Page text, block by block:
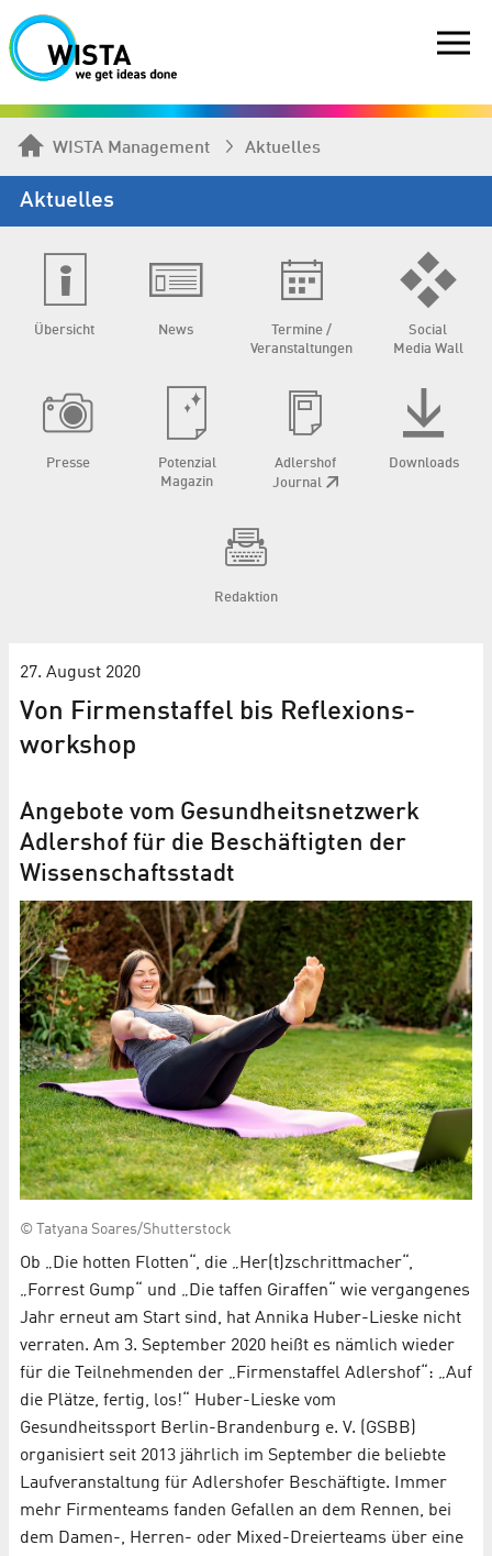
WISTA Management Aktuelles
Aktuelles
Übersicht News
Termine /
Veranstaltungen
Social
Media Wall
Presse
Potenzial
Magazin
Adlershof
Journal
Downloads
Redaktion
27. August 2020
Von Firmenstaffel bis Reflexions­
workshop
Angebote vom Gesundheits­netzwerk
Adlershof für die Beschäftigten der
Wissenschaftsstadt
© Tatyana Soares/Shutterstock
Ob „Die hotten Flotten“, die „Her(t)zschrittmacher“,
„Forrest Gump“ und „Die taffen Giraffen“ wie vergangenes
Jahr erneut am Start sind, hat Annika Huber-Lieske nicht
verraten. Am 3. September 2020 heißt es nämlich wieder
für die Teilnehmenden der „Firmenstaffel Adlershof“: „Auf
die Plätze, fertig, los!“ Huber-Lieske vom
Gesundheitssport Berlin-Brandenburg e. V. (GSBB)
organisiert seit 2013 jährlich im September die beliebte
Laufveranstaltung für Adlershofer Beschäftigte. Immer
mehr Firmenteams fanden Gefallen an dem Rennen, bei
dem Damen-, Herren- oder Mixed-Dreierteams über eine